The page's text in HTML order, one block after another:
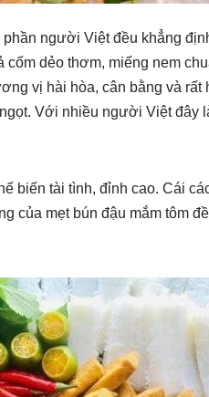
người Việt đều khẳng
dẻo thơm, miếng nem
vị hài hòa, cân bằng và
Với nhiều người Việt đây
biến tài tình, đỉnh cao. Cái
của mẹt bún đậu mắm tôm